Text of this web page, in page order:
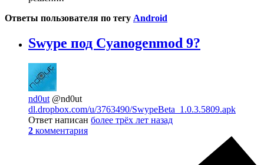
Ответы пользователя по тегу Android
Swype под Cyanogenmod 9?
nd0ut @nd0ut
dl.dropbox.com/u/3763490/SwypeBeta_1.0.3.5809.apk
Ответ написан более трёх лет назад
2 комментария